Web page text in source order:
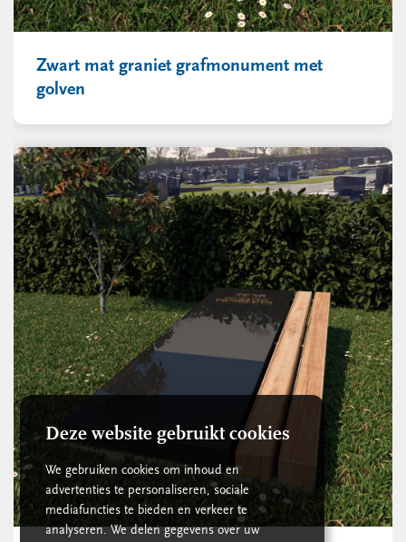
Zwart mat graniet grafmonument met
golven
Deze website gebruikt cookies
We gebruiken cookies om inhoud en
advertenties te personaliseren, sociale
mediafuncties te bieden en verkeer te
analyseren. We delen gegevens over uw